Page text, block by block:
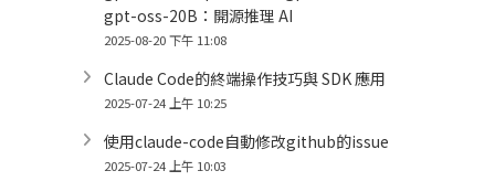
gpt-oss-20B：開源推理 AI
2025-08-20 下午 11:08
Claude Code的終端操作技巧與 SDK 應用
2025-07-24 上午 10:25
使用claude-code自動修改github的issue
2025-07-24 上午 10:03